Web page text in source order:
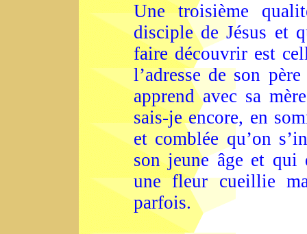
Une troisième
disciple de Jésus et
faire découvrir est
l’adresse de son
apprend avec sa
sais-je encore, en
et comblée qu’on
son jeune âge et qui
une fleur cueillie
parfois.